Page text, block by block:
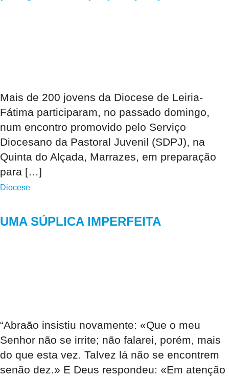
Mais de 200 jovens da Diocese de Leiria-
Fátima participaram, no passado domingo,
num encontro promovido pelo Serviço
Diocesano da Pastoral Juvenil (SDPJ), na
Quinta do Alçada, Marrazes, em preparação
para […]
Diocese
UMA SÚPLICA IMPERFEITA
“Abraão insistiu novamente: «Que o meu
Senhor não se irrite; não falarei, porém, mais
do que esta vez. Talvez lá não se encontrem
senão dez.» E Deus respondeu: «Em atenção